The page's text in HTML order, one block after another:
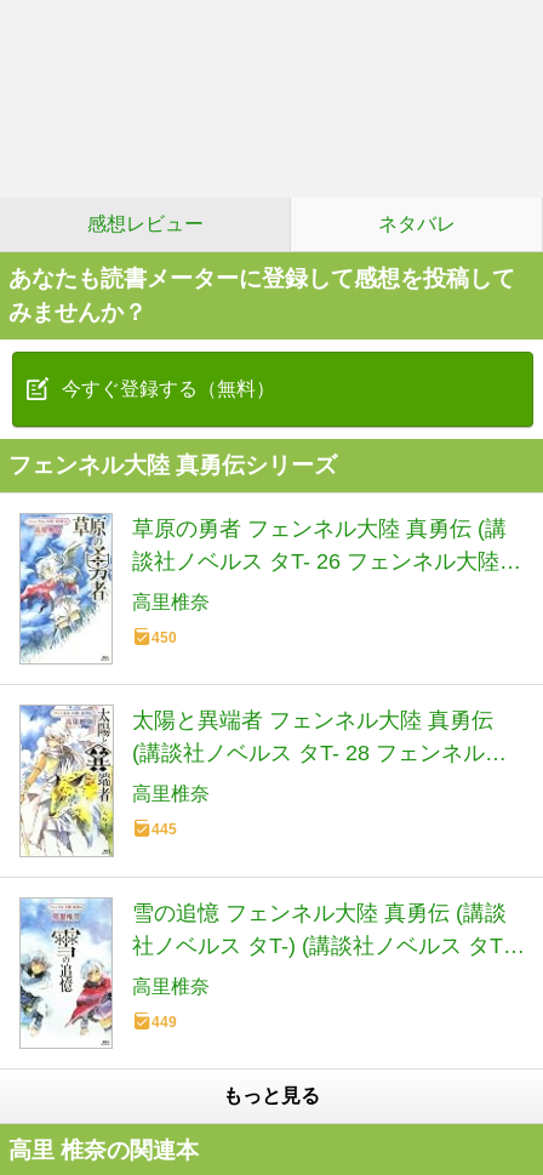
感想レビュー ネタバレ
あなたも読書メーターに登録して感想を投稿して
みませんか？
今すぐ登録する（無料）
フェンネル大陸 真勇伝シリーズ
草原の勇者 フェンネル大陸 真勇伝 (講
談社ノベルス タT- 26 フェンネル大陸真
勇伝)
高里椎奈
450
太陽と異端者 フェンネル大陸 真勇伝
(講談社ノベルス タT- 28 フェンネル大
陸真勇伝)
高里椎奈
445
雪の追憶 フェンネル大陸 真勇伝 (講談
社ノベルス タT-) (講談社ノベルス タT-
29 フェンネル大陸真勇伝)
高里椎奈
449
もっと見る
高里 椎奈の関連本